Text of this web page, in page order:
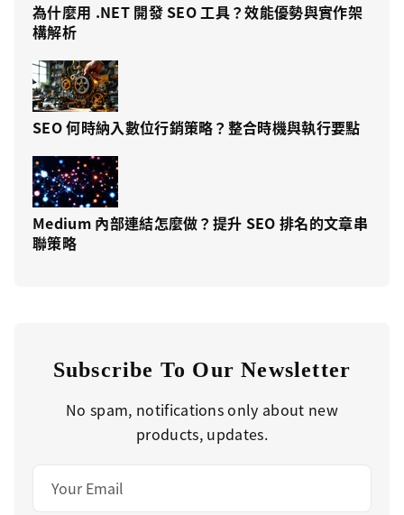
為什麼用 .NET 開發 SEO 工具？效能優勢與實作架
構解析
SEO 何時納入數位行銷策略？整合時機與執行要點
Medium 內部連結怎麼做？提升 SEO 排名的文章串
聯策略
Subscribe To Our Newsletter
No spam, notifications only about new
products, updates.